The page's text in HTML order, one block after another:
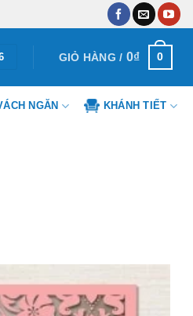
GIỎ HÀNG / 0₫ 0
NGĂN KHÁNH TIẾT